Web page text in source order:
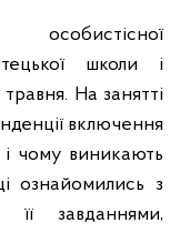
школи і
На занятті
включення
і чому виникають
ознайомились з
її завданнями,